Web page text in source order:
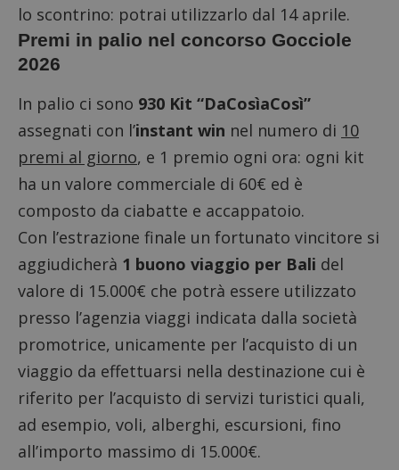
lo scontrino: potrai utilizzarlo dal 14 aprile.
Premi in palio nel concorso Gocciole
2026
In palio ci sono 930 Kit “DaCosìaCosì”
assegnati con l’instant win nel numero di 10
premi al giorno, e 1 premio ogni ora: ogni kit
ha un valore commerciale di 60€ ed è
composto da ciabatte e accappatoio.
Con l’estrazione finale un fortunato vincitore si
aggiudicherà 1 buono viaggio per Bali del
valore di 15.000€ che potrà essere utilizzato
presso l’agenzia viaggi indicata dalla società
promotrice, unicamente per l’acquisto di un
viaggio da effettuarsi nella destinazione cui è
riferito per l’acquisto di servizi turistici quali,
ad esempio, voli, alberghi, escursioni, fino
all’importo massimo di 15.000€.